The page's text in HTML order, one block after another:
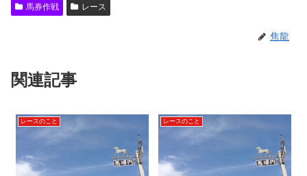
馬券作戦 レース
焦龍
関連記事
レースのこと レースのこと